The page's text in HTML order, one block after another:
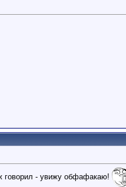
говорил - увижу обфафакаю!